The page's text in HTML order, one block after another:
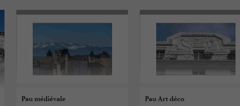
Pau médiévale Pau Art déco